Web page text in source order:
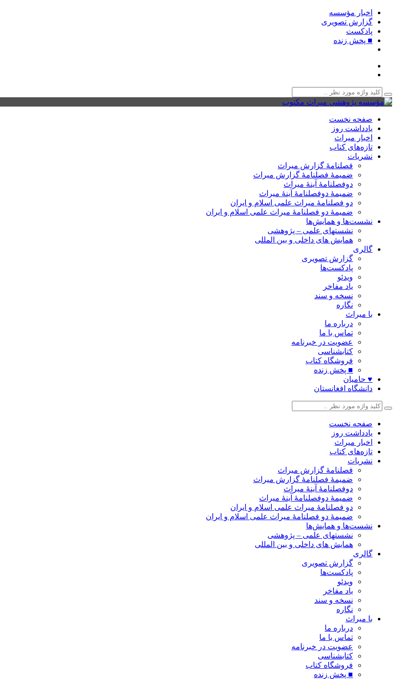
اخبار مؤسسه
گزارش تصویری
پادکست‌
■ پخش زنده
صفحه نخست
یادداشت روز
اخبار میراث
تازه‌های کتاب
نشریات
فصلنامۀ گزارش میراث
ضمیمۀ فصلنامۀ گزارش میراث
دوفصلنامۀ آینۀ میراث
ضمیمۀ دوفصلنامۀ آینۀ میراث
دو فصلنامۀ میراث علمی اسلام و ایران
ضمیمۀ دو فصلنامۀ میراث علمی اسلام و ایران
نشست‌ها و همایش‌ها
نشستهای علمی – پژوهشی
همایش های داخلی و بین المللی
گالری
گزارش تصویری
پادکست‌ها
ویدئو
یاد مفاخر
نسخه و سند
نگاره
با میراث
درباره ما
تماس با ما
عضویت در خبرنامه
کتابشناسی
فروشگاه کتاب
■ پخش زنده
♥ حامیان
دانشگاه افغانستان
صفحه نخست
یادداشت روز
اخبار میراث
تازه‌های کتاب
نشریات
فصلنامۀ گزارش میراث
ضمیمۀ فصلنامۀ گزارش میراث
دوفصلنامۀ آینۀ میراث
ضمیمۀ دوفصلنامۀ آینۀ میراث
دو فصلنامۀ میراث علمی اسلام و ایران
ضمیمۀ دو فصلنامۀ میراث علمی اسلام و ایران
نشست‌ها و همایش‌ها
نشستهای علمی – پژوهشی
همایش های داخلی و بین المللی
گالری
گزارش تصویری
پادکست‌ها
ویدئو
یاد مفاخر
نسخه و سند
نگاره
با میراث
درباره ما
تماس با ما
عضویت در خبرنامه
کتابشناسی
فروشگاه کتاب
■ پخش زنده